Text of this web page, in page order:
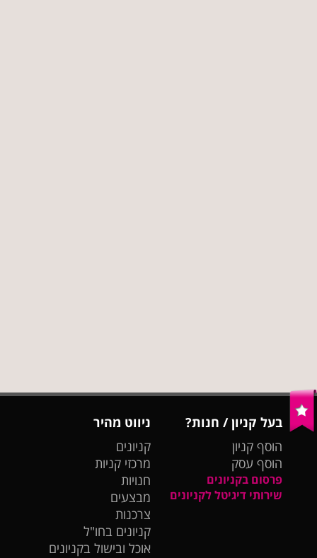
בעל קניון / חנות?
הוסף קניון
הוסף עסק
פרסום בקניונים
שירותי דיגיטל לקניונים
ניווט מהיר
קניונים
מרכזי קניות
חנויות
מבצעים
צרכנות
קניונים בחו"ל
אוכל ובישול בקניונים